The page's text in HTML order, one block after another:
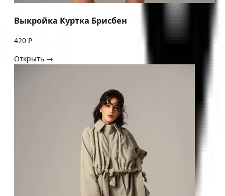
Выкройка Куртка Брисбен
420 ₽
Открыть →